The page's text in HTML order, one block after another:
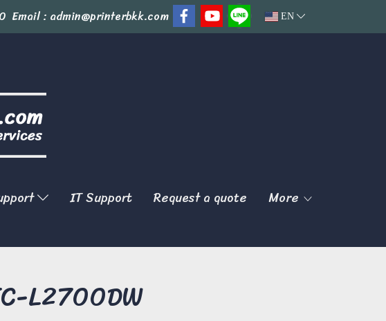
Email : admin@printerbkk.com EN
IT Support Request a quote More
L2700DW